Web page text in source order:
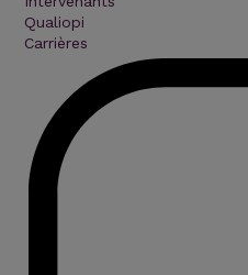
Qualiopi
Carrières